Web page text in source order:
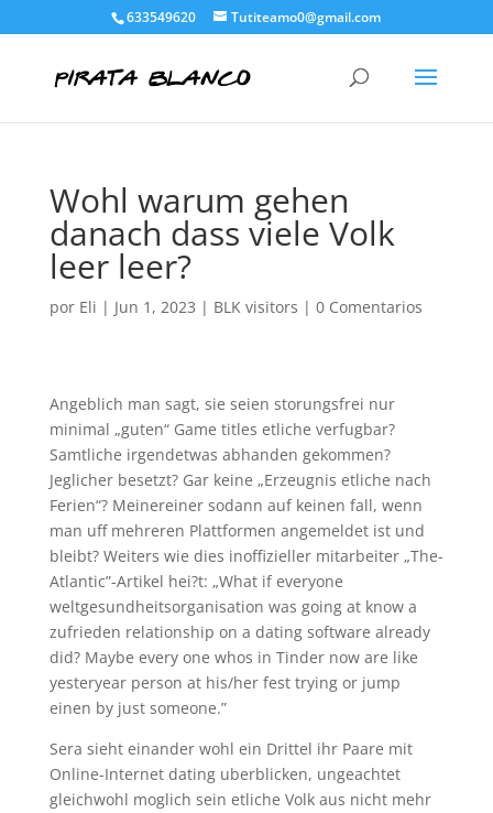
633549620 Tutiteamo0@gmail.com
Wohl warum gehen
danach dass viele Volk
leer leer?
por Eli | Jun 1, 2023 | BLK visitors | 0 Comentarios
Angeblich man sagt, sie seien storungsfrei nur
minimal „guten“ Game titles etliche verfugbar?
Samtliche irgendetwas abhanden gekommen?
Jeglicher besetzt? Gar keine „Erzeugnis etliche nach
Ferien“? Meinereiner sodann auf keinen fall, wenn
man uff mehreren Plattformen angemeldet ist und
bleibt? Weiters wie dies inoffizieller mitarbeiter „The-
Atlantic”-Artikel hei?t: „What if everyone
weltgesundheitsorganisation was going at know a
zufrieden relationship on a dating software already
did? Maybe every one whos in Tinder now are like
yesteryear person at his/her fest trying or jump
einen by just someone.”
Sera sieht einander wohl ein Drittel ihr Paare mit
Online-Internet dating uberblicken, ungeachtet
gleichwohl moglich sein etliche Volk aus nicht mehr